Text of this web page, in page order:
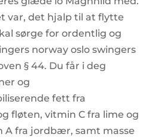
var, det hjalp til at flytte
sørge for ordentlig og
norway oslo swingers
§ 44. Du får i deg
og
fett fra
fløten, vitmin C fra lime og
A fra jordbær, samt masse